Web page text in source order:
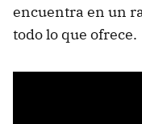
encuentra en un
todo lo que ofrece.